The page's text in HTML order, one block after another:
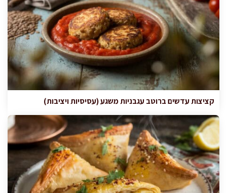
קציצות עדשים ברוטב עגבניות משגע (עסיסיות ויציבות)